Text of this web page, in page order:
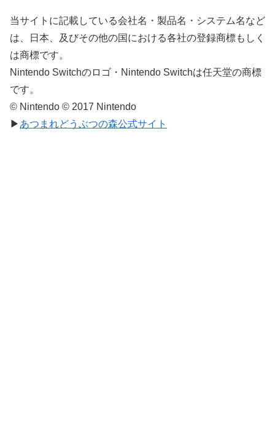
当サイトに記載している会社名・製品名・システム名など
は、日本、及びその他の国における各社の登録商標もしく
は商標です。
Nintendo Switchのロゴ・Nintendo Switchは任天堂の商標
です。
© Nintendo © 2017 Nintendo
▶ あつまれどうぶつの森公式サイト